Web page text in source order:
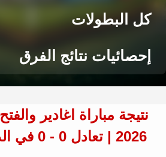
كل البطولات
إحصائيات نتائج الفرق
2026 | تعادل 0 - 0 في الدوري المغربي